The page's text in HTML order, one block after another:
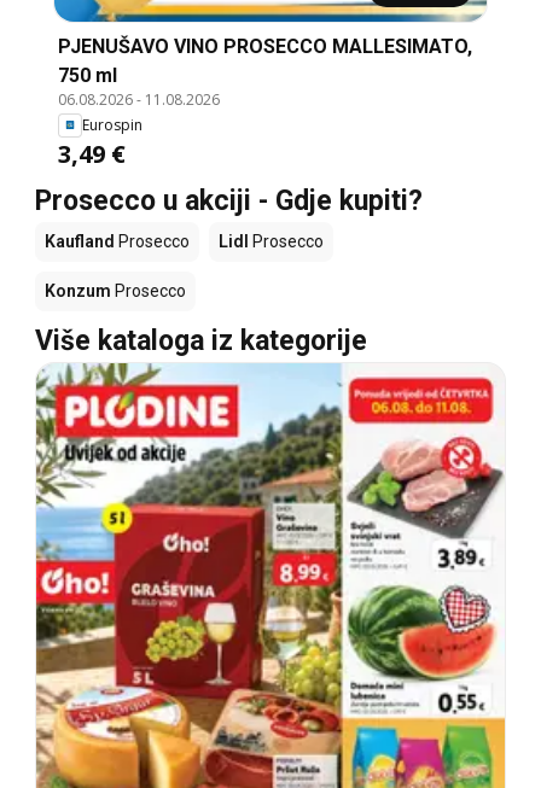
PJENUŠAVO VINO PROSECCO MALLESIMATO,
750 ml
06.08.2026- 11.08.2026
Eurospin
3,49 €
Prosecco u akciji - Gdje kupiti?
Kaufland Prosecco Lidl Prosecco
Konzum Prosecco
Više kataloga iz kategorije